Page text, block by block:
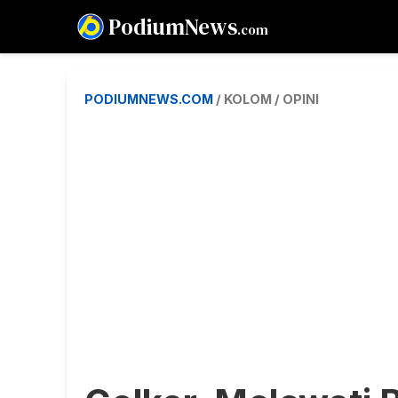
PodiumNews.com
PODIUMNEWS.COM / KOLOM / OPINI